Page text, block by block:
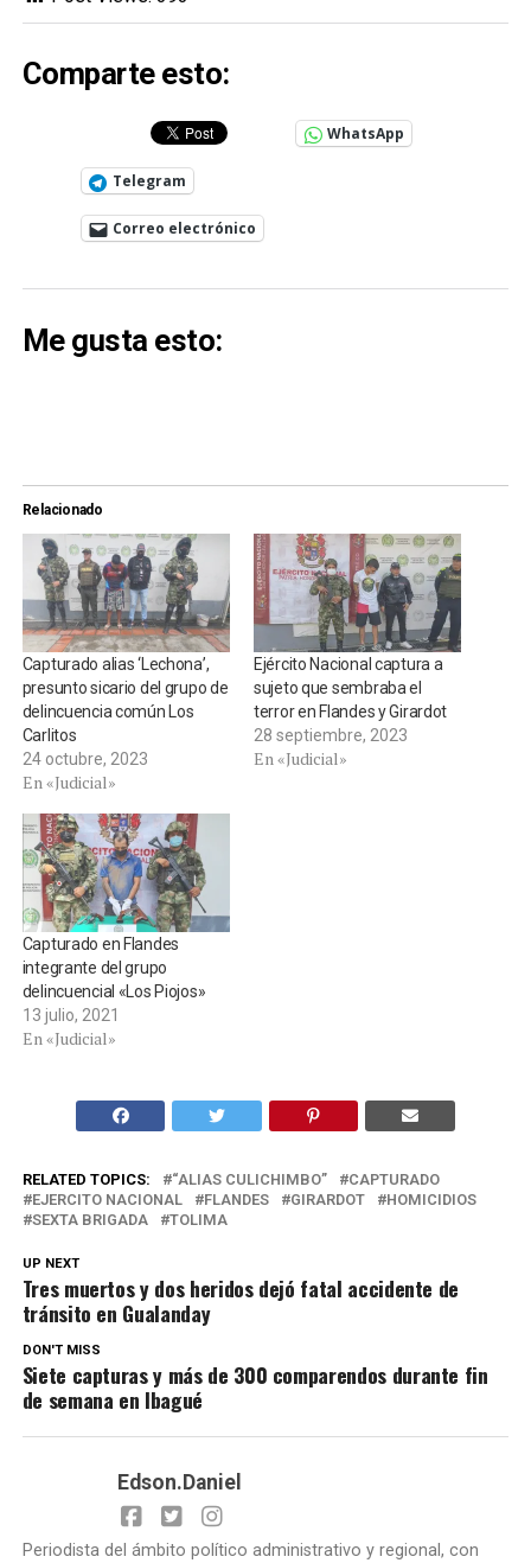
Comparte esto:
WhatsApp
Telegram
Correo electrónico
Me gusta esto:
Relacionado
Capturado alias ‘Lechona’,
presunto sicario del grupo de
delincuencia común Los
Carlitos
24 octubre, 2023
En «Judicial»
Ejército Nacional captura a
sujeto que sembraba el
terror en Flandes y Girardot
28 septiembre, 2023
En «Judicial»
Capturado en Flandes
integrante del grupo
delincuencial «Los Piojos»
13 julio, 2021
En «Judicial»
RELATED TOPICS: “ALIAS CULICHIMBO”
CAPTURADO
EJERCITO NACIONAL
FLANDES GIRARDOT
HOMICIDIOS
SEXTA BRIGADA
TOLIMA
UP NEXT
Tres muertos y dos heridos dejó fatal accidente de
tránsito en Gualanday
DON'T MISS
Siete capturas y más de 300 comparendos durante fin
de semana en Ibagué
Edson.Daniel
Periodista del ámbito político administrativo y regional, con